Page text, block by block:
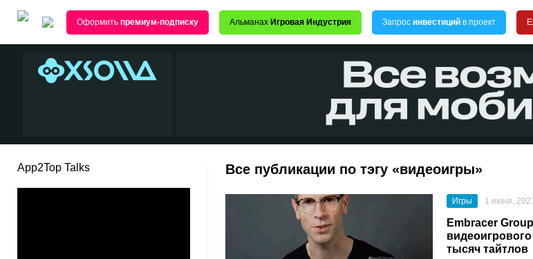
Оформить премиум-подписку Альманах Игровая Индустрия Запрос инвестиций в проект
App2Top Talks Все публикации по тэгу «видеоигры»
Игры 1 июня,
Embracer
тысяч тайтлов